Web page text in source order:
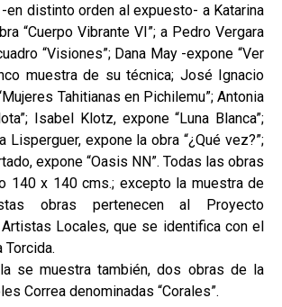
en distinto orden al expuesto- a Katarina
“Cuerpo Vibrante VI”; a Pedro Vergara
“Visiones”; Dana May -expone “Ver
muestra de su técnica; José Ignacio
Tahitianas en Pichilemu”; Antonia
Isabel Klotz, expone “Luna Blanca”;
Lisperguer, expone la obra “¿Qué vez?”;
expone “Oasis NN”. Todas las obras
140 x 140 cms.; excepto la muestra de
obras pertenecen al Proyecto
Locales, que se identifica con el
Torcida.
se muestra también, dos obras de la
Correa denominadas “Corales”.